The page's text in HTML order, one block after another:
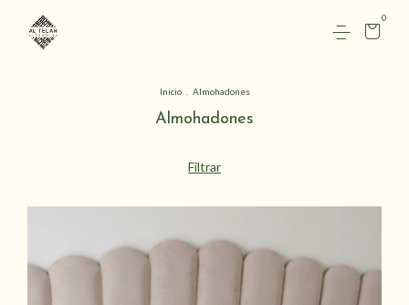
0
Inicio Almohadones
Almohadones
Filtrar